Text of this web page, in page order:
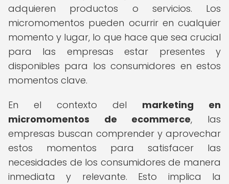
adquieren productos o servicios. Los
micromomentos pueden ocurrir en cualquier
momento y lugar, lo que hace que sea crucial
para las empresas estar presentes y
disponibles para los consumidores en estos
momentos clave.
En el contexto del marketing en
micromomentos de ecommerce, las
empresas buscan comprender y aprovechar
estos momentos para satisfacer las
necesidades de los consumidores de manera
inmediata y relevante. Esto implica la